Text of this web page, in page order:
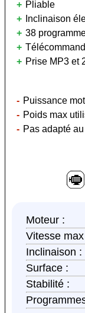
Pliable
Inclinaison
38
Prise MP3 et
Puissance
Poids max
Pas adapté
Moteur :
Vitesse
Inclinaison :
Surface :
Stabilité :